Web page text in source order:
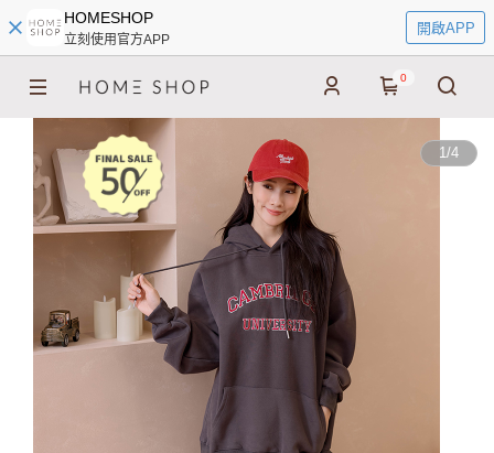
HOMESHOP
立刻使用官方APP
開啟APP
0
1/4